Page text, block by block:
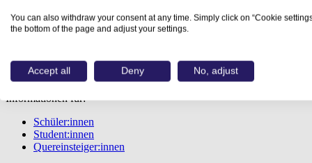
Übersicht
Berufe
Studiengänge
Berufstest
Bewerbungstipps
Informationen für:
Schüler:innen
Student:innen
Quereinsteiger:innen
You can also withdraw your consent at any time. Simply click on “Cookie
the bottom of the page and adjust your settings.
Accept all Deny No, adjust